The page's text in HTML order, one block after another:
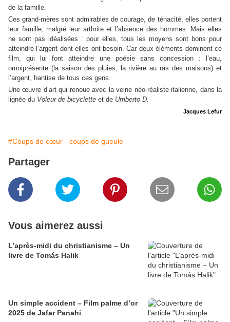
de la famille.
Ces grand-mères sont admirables de courage, de ténacité, elles portent
leur famille, malgré leur arthrite et l’absence des hommes. Mais elles
ne sont pas idéalisées : pour elles, tous les moyens sont bons pour
atteindre l’argent dont elles ont besoin. Car deux éléments dominent ce
film, qui lui font atteindre une poésie sans concession : l’eau,
omniprésente (la saison des pluies, la rivière au ras des maisons) et
l’argent, hantise de tous ces gens.
Une œuvre d’art qui renoue avec la veine néo-réaliste italienne, dans la
lignée du Voleur de bicyclette et de Umberto D.
Jacques Lefur
#Coups de cœur - coups de gueule
Partager
Vous aimerez aussi
L’après-midi du christianisme – Un
livre de Tomás Halik
Un simple accident – Film palme d’or
2025 de Jafar Panahi